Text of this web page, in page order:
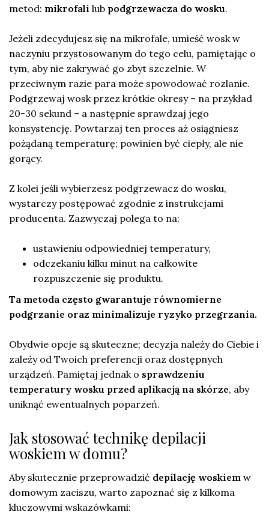
metod: mikrofali lub podgrzewacza do wosku.
Jeżeli zdecydujesz się na mikrofale, umieść wosk w
naczyniu przystosowanym do tego celu, pamiętając o
tym, aby nie zakrywać go zbyt szczelnie. W
przeciwnym razie para może spowodować rozlanie.
Podgrzewaj wosk przez krótkie okresy – na przykład
20-30 sekund – a następnie sprawdzaj jego
konsystencję. Powtarzaj ten proces aż osiągniesz
pożądaną temperaturę; powinien być ciepły, ale nie
gorący.
Z kolei jeśli wybierzesz podgrzewacz do wosku,
wystarczy postępować zgodnie z instrukcjami
producenta. Zazwyczaj polega to na:
ustawieniu odpowiedniej temperatury,
odczekaniu kilku minut na całkowite
rozpuszczenie się produktu.
Ta metoda często gwarantuje równomierne
podgrzanie oraz minimalizuje ryzyko przegrzania.
Obydwie opcje są skuteczne; decyzja należy do Ciebie i
zależy od Twoich preferencji oraz dostępnych
urządzeń. Pamiętaj jednak o sprawdzeniu
temperatury wosku przed aplikacją na skórze, aby
uniknąć ewentualnych poparzeń.
Jak stosować technikę depilacji
woskiem w domu?
Aby skutecznie przeprowadzić depilację woskiem w
domowym zaciszu, warto zapoznać się z kilkoma
kluczowymi wskazówkami: